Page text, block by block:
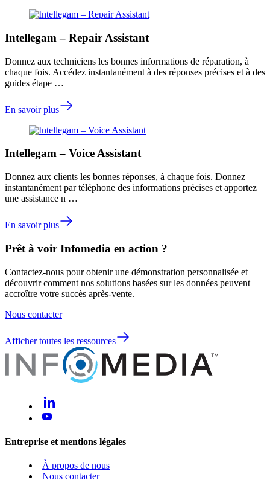
Intellegam – Repair Assistant
Donnez aux techniciens les bonnes informations de réparation, à
chaque fois. Accédez instantanément à des réponses précises et à des
guides étape …
En savoir plus
Intellegam – Voice Assistant
Donnez aux clients les bonnes réponses, à chaque fois. Donnez
instantanément par téléphone des informations précises et apportez
une assistance n …
En savoir plus
Prêt à voir Infomedia en action ?
Contactez-nous pour obtenir une démonstration personnalisée et
découvrir comment nos solutions basées sur les données peuvent
accroître votre succès après-vente.
Nous contacter
Afficher toutes les ressources
Entreprise et mentions légales
À propos de nous
Nous contacter